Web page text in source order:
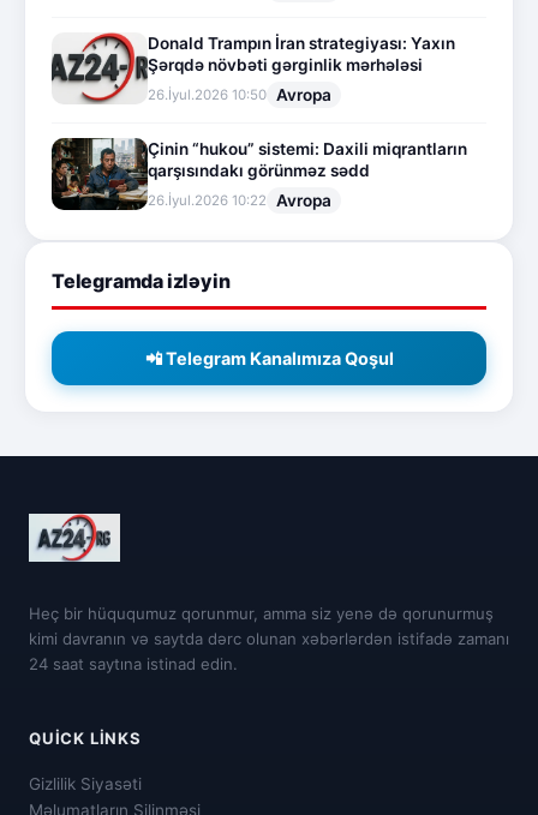
Donald Trampın İran strategiyası: Yaxın
Şərqdə növbəti gərginlik mərhələsi
26.İyul.2026 10:50 Avropa
Çinin “hukou” sistemi: Daxili miqrantların
qarşısındakı görünməz sədd
26.İyul.2026 10:22 Avropa
Telegramda izləyin
📲 Telegram Kanalımıza Qoşul
Heç bir hüququmuz qorunmur, amma siz yenə də qorunurmuş
kimi davranın və saytda dərc olunan xəbərlərdən istifadə zamanı
24 saat saytına istinad edin.
QUICK LINKS
Gizlilik Siyasəti
Məlumatların Silinməsi